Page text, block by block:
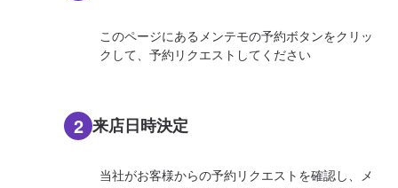
このページにあるメンテモの予約ボタンをクリッ
クして、予約リクエストしてください
2 来店日時決定
当社がお客様からの予約リクエストを確認し、メ